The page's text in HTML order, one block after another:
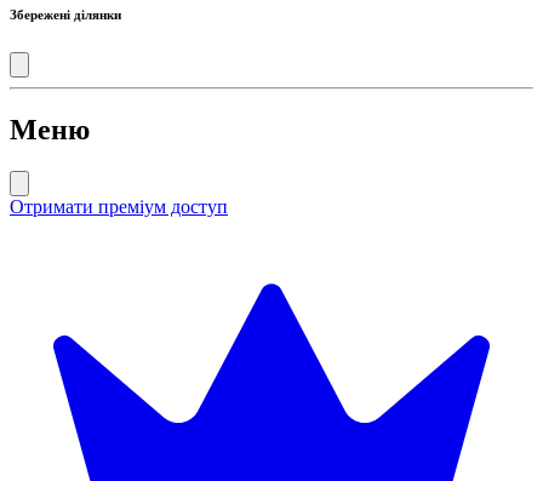
Збережені ділянки
Меню
Отримати преміум доступ